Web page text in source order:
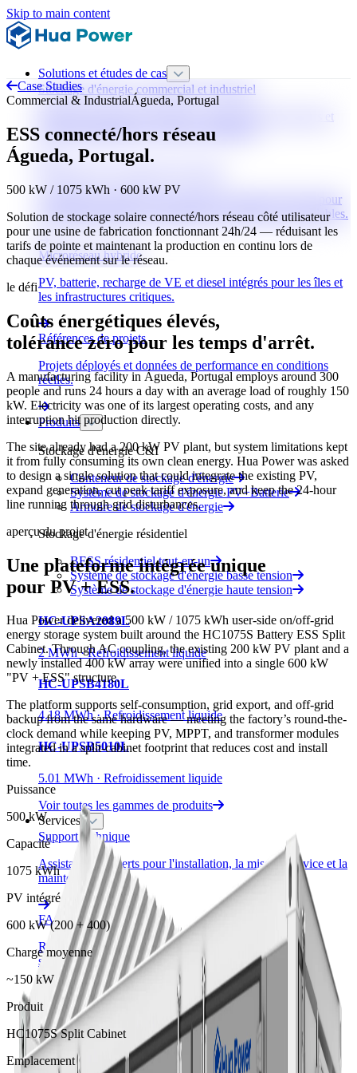
Skip to main content
Solutions et études de cas
Stockage d'énergie commercial et industriel
haute disponibilité 24/7 pour les entreprises.
Stockage sur le réseau avec réponse en moins de 30 ms pour
FCR/aFRR/mFRR et l'intégration des énergies renouvelables.
Microréseau hybride
PV, batterie, recharge de VE et diesel intégrés pour les îles et
les infrastructures critiques.
Références de projets
Projets déployés et données de performance en conditions
réelles.
Produits
Stockage d'énergie C&I
Conteneur de stockage d'énergie
Système de stockage d'énergie PV+Batterie
Armoire de stockage d'énergie
Stockage d'énergie résidentiel
BESS résidentiel tout-en-un
Système de stockage d'énergie basse tension
Système de stockage d'énergie haute tension
HC-UPSA2089L
2 MWh · Refroidissement liquide
HC-UPSB4180L
4.18 MWh · Refroidissement liquide
HC-UPSB5010L
5.01 MWh · Refroidissement liquide
Voir toutes les gammes de produits
Services
Support technique
Assistance d'experts pour l'installation, la mise en service et la
maintenance.
FAQ
Réponses aux questions fréquentes sur nos produits et
services.
Politique de confidentialité
Comment nous collectons, utilisons et protégeons vos
informations.
Case Studies
Commercial & IndustrialÁgueda, Portugal
ESS connecté/hors réseau
Águeda, Portugal.
500 kW / 1075 kWh · 600 kW PV
Solution de stockage solaire connecté/hors réseau côté utilisateur
pour une usine de fabrication fonctionnant 24h/24 — réduisant les
tarifs de pointe et maintenant la production en continu lors de
chaque événement sur le réseau.
le défi
Coûts énergétiques élevés,
tolérance zéro pour les temps d'arrêt.
A manufacturing facility in Águeda, Portugal employs around 300
people and runs 24 hours a day with an average load of roughly 150
kW. Electricity was one of its largest operating costs, and any
interruption hit production directly.
The site already had a 200 kW PV plant, but system limitations kept
it from fully consuming its own clean energy. Hua Power was asked
to design a single solution that could integrate the existing PV,
expand generation, cut peak tariff exposure, and keep the 24-hour
line running through grid disturbances.
aperçu du projet
Une plateforme intégrée unique
pour PV + ESS.
Hua Power delivered a 500 kW / 1075 kWh user-side on/off-grid
energy storage system built around the HC1075S Battery ESS Split
Cabinet. Through AC coupling, the existing 200 kW PV plant and a
newly installed 400 kW array were unified into a single 600 kW
"PV + ESS" structure.
The platform supports self-consumption, grid export, and off-grid
backup from the same hardware — meeting the factory’s round-the-
clock demand while keeping PV, MPPT, and transformer modules
integrated in a split-cabinet footprint that reduces cost and install
time.
Puissance
500 kW
Capacité
1075 kWh
PV intégré
600 kW (200 + 400)
Charge moyenne
~150 kW
Produit
HC1075S Split Cabinet
Emplacement